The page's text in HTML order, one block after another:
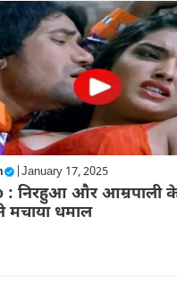
| January 17, 2025
: निरहुआ और आम्रपाली
मचाया धमाल